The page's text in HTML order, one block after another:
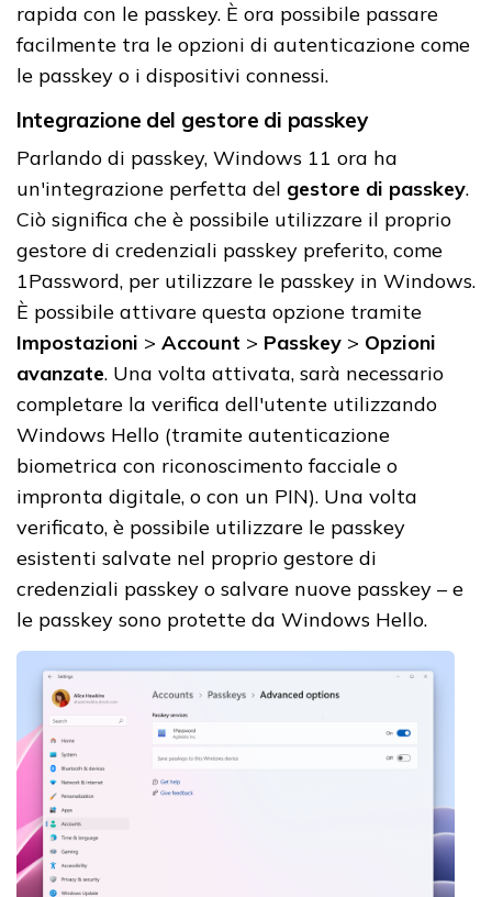
rapida con le passkey. È ora possibile passare
facilmente tra le opzioni di autenticazione come
le passkey o i dispositivi connessi.
Integrazione del gestore di passkey
Parlando di passkey, Windows 11 ora ha
un'integrazione perfetta del gestore di passkey.
Ciò significa che è possibile utilizzare il proprio
gestore di credenziali passkey preferito, come
1Password, per utilizzare le passkey in Windows.
È possibile attivare questa opzione tramite
Impostazioni > Account > Passkey > Opzioni
avanzate. Una volta attivata, sarà necessario
completare la verifica dell'utente utilizzando
Windows Hello (tramite autenticazione
biometrica con riconoscimento facciale o
impronta digitale, o con un PIN). Una volta
verificato, è possibile utilizzare le passkey
esistenti salvate nel proprio gestore di
credenziali passkey o salvare nuove passkey – e
le passkey sono protette da Windows Hello.